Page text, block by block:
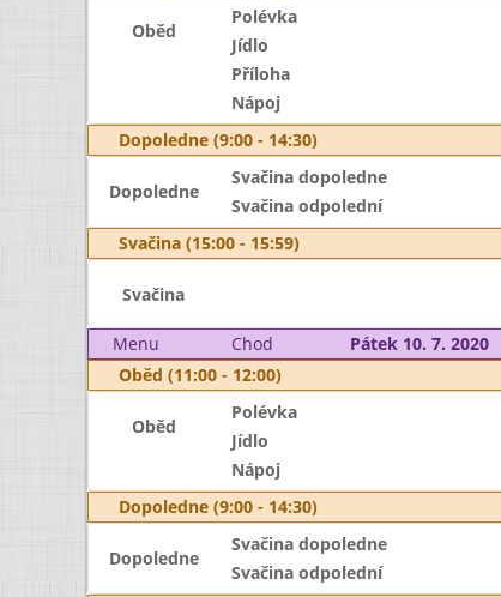
Oběd
Polévka
Jídlo
Příloha
Nápoj
Dopoledne (9:00 - 14:30)
Dopoledne
Svačina dopoledne
Svačina odpolední
Svačina (15:00 - 15:59)
Svačina
Menu Chod Pátek 10. 7. 2020
Oběd (11:00 - 12:00)
Oběd
Polévka
Jídlo
Nápoj
Dopoledne (9:00 - 14:30)
Dopoledne
Svačina dopoledne
Svačina odpolední